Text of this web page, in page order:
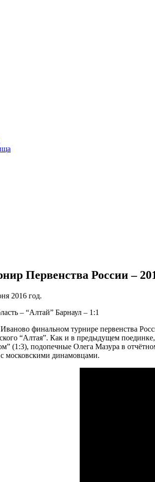
Первенства России –
2016 год.
– “Алтай” Барнаул – 1:1
финальном турнире первенства
“Алтая”. Как и в предыдущем
(1:3), подопечные Олега Мазура в
московскими динамовцами.